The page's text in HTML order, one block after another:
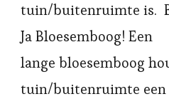
tuin/buitenruimte is.
Ja Bloesemboog! Een
lange bloesemboog
tuin/buitenruimte een